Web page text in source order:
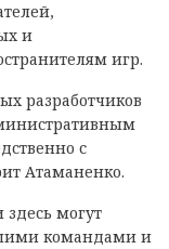
и
игр.
разработчиков
с
Атаманенко.
могут
командами и